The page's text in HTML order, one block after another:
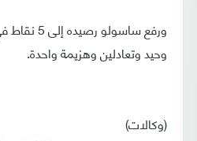
ورفع
وحيد وتعادلين وهزيمة واحدة.
(وكالات)